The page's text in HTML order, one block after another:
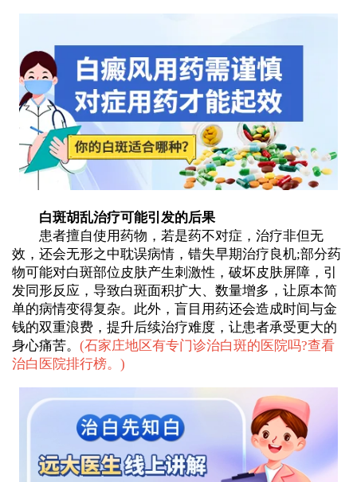
白斑胡乱治疗可能引发的后果
患者擅自使用药物，若是药不对症，治疗非但无
效，还会无形之中耽误病情，错失早期治疗良机;部分药
物可能对白斑部位皮肤产生刺激性，破坏皮肤屏障，引
发同形反应，导致白斑面积扩大、数量增多，让原本简
单的病情变得复杂。此外，盲目用药还会造成时间与金
钱的双重浪费，提升后续治疗难度，让患者承受更大的
身心痛苦。 (石家庄地区有专门诊治白斑的医院吗?查看
治白医院排行榜。 )